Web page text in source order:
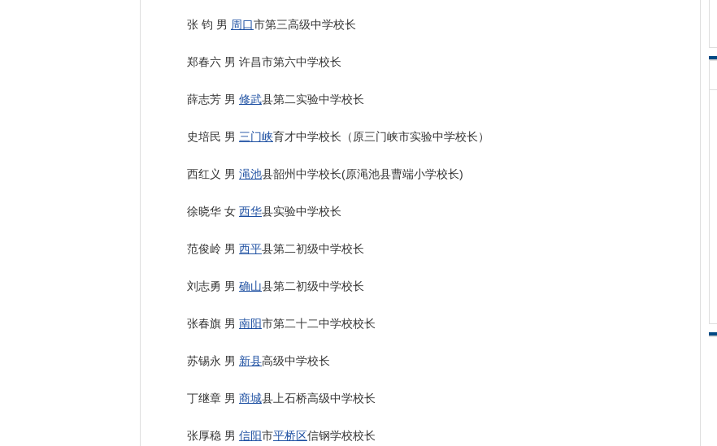
张 钧 男 周口市第三高级中学校长
郑春六 男 许昌市第六中学校长
薛志芳 男 修武县第二实验中学校长
史培民 男 三门峡育才中学校长（原三门峡市实验中学校长）
西红义 男 渑池县韶州中学校长(原渑池县曹端小学校长)
徐晓华 女 西华县实验中学校长
范俊岭 男 西平县第二初级中学校长
刘志勇 男 确山县第二初级中学校长
张春旗 男 南阳市第二十二中学校校长
苏锡永 男 新县高级中学校长
丁继章 男 商城县上石桥高级中学校长
张厚稳 男 信阳市平桥区信钢学校校长